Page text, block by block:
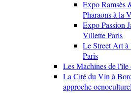
Expo Ramsès
Pharaons à la
Expo Passion
Villette Paris
Le Street Art
Paris
Les Machines de l'île
La Cité du Vin à
approche